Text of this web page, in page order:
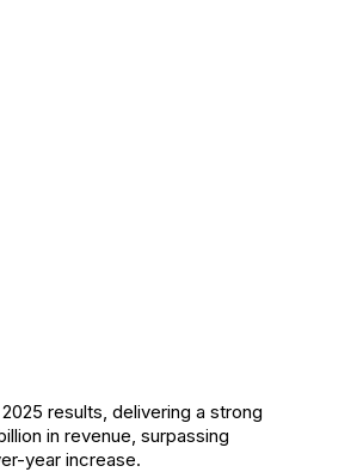
results, delivering a strong
in revenue, surpassing
year increase.